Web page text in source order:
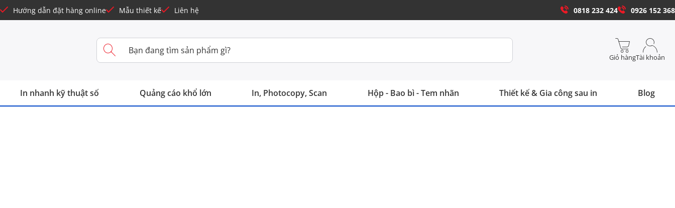
Hướng dẫn đặt hàng online Mẫu thiết kế Liên hệ 0818 232 424 0926 152 368
Giỏ hàngTài khoản
In nhanh kỹ thuật số Quảng cáo khổ lớn In, Photocopy, Scan Hộp - Bao bì - Tem nhãn Thiết kế & Gia công sau in Blog